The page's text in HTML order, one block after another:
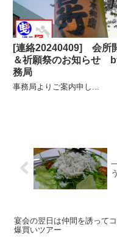
[連絡20240409] 会所
＆祈願祭のお知らせ
務局
事務局よりご案内申し...
宴会の翌日は仲間を誘って
爆買いツアー